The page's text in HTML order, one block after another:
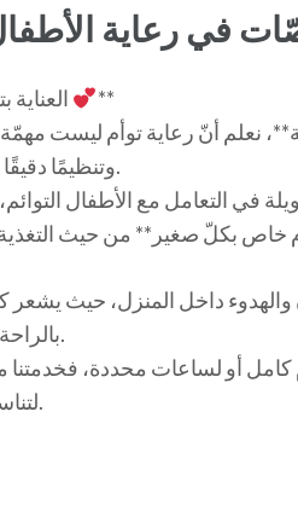
في رعاية
**
نعلم أنّ رعاية توأم ليست
وتنظيمًا دقيقًا لتلبية احتياجات كلّ طفل على حدة.
في التعامل مع الأطفال
داخل المنزل، حيث يشعر
بالراحة والثقة في أنّ أطفالها بين أيدٍ أمينة.
كامل أو لساعات محددة،
لتناسب كلّ العائلات واحتياجاتها اليومية.